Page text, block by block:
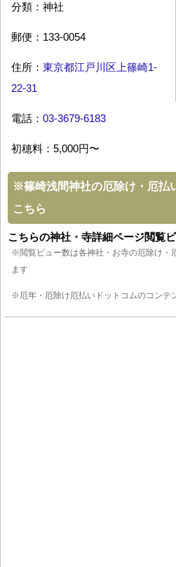
分類：神社
郵便：133-0054
住所： 東京都江戸川区上篠崎1-
22-31
電話： 03-3679-6183
初穂料：5,000円〜
※篠崎浅間神社の厄除け・厄払
こちら
こちらの神社・寺詳細ページ閲覧
※閲覧ビュー数は各神社・お寺の厄除け・
ます
※厄年・厄除け厄払いドットコムのコンテ